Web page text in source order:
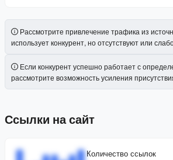
Рассмотрите привлечение трафика из
использует конкурент, но отсутствуют или
Если конкурент успешно работает с
рассмотрите возможность усиления
Ссылки на сайт
Количество ссылок